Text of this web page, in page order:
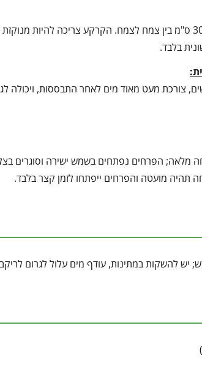
בעומק רדוד, במרחק של כ־20–30 ס"מ בין צמח לצמח. הקרקע
בלבד.
צורכת מעט מאוד מים לאחר התבססות, ויכולה
מלאה; הפרחים נפתחים בשמש ישירה וסוגרים
תהיה מועטה והפרחים ייפתחו לזמן קצר בלבד.
יש להשקות במתינות, עודף מים עלול לגרום